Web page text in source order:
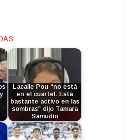
Lacalle Pou “no está
en el cuartel. Está
bastante activo en las
sombras” dijo Tamara
Samudio